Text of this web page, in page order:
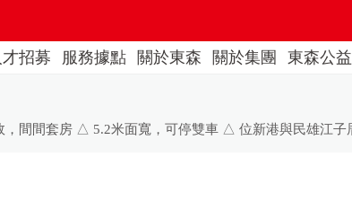
招募 服務據點 關於東森 關於集團 東森公益